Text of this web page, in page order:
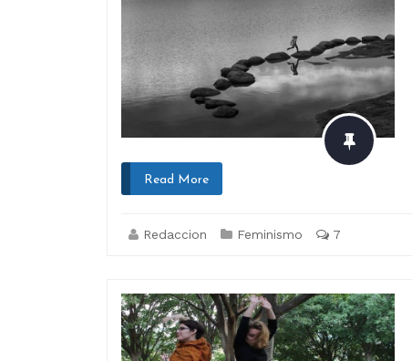
Read More
Redaccion Feminismo 7